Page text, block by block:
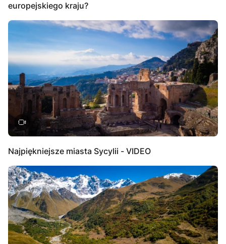
europejskiego kraju?
Najpiękniejsze miasta Sycylii - VIDEO